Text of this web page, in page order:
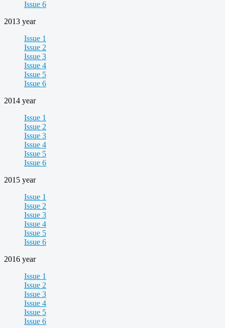
Issue 6
2013 year
Issue 1
Issue 2
Issue 3
Issue 4
Issue 5
Issue 6
2014 year
Issue 1
Issue 2
Issue 3
Issue 4
Issue 5
Issue 6
2015 year
Issue 1
Issue 2
Issue 3
Issue 4
Issue 5
Issue 6
2016 year
Issue 1
Issue 2
Issue 3
Issue 4
Issue 5
Issue 6